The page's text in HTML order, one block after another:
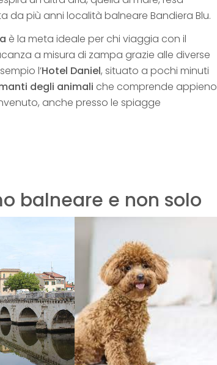
più anni località balneare Bandiera Blu.
è la meta ideale per chi viaggia con il
a misura di zampa grazie alle diverse
l’Hotel Daniel, situato a pochi minuti
degli animali che comprende appieno
anche presso le spiagge
balneare e non solo